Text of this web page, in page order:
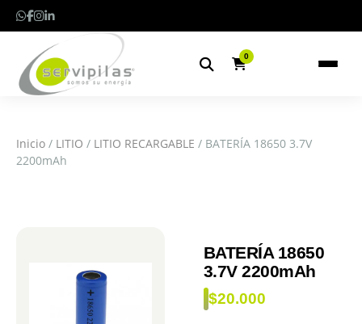
0
Inicio / LITIO / LITIO RECARGABLE / BATERÍA 18650 3.7V
2200mAh
BATERÍA 18650
3.7V 2200mAh
$20.000